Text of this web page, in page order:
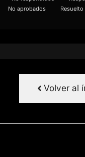
No aprobados Resuelto
Volver al